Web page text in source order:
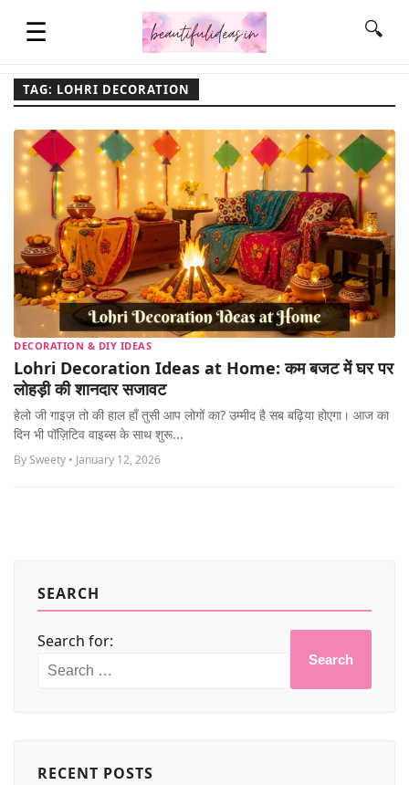
☰
QUOTES
LIFESTYLE
FASHION & STYLE
CONTACT NAME IDEAS
MORE
🔍
TAG: LOHRI DECORATION
DECORATION & DIY IDEAS
Lohri Decoration Ideas at Home: कम बजट में घर पर
लोहड़ी की शानदार सजावट
हेलो जी गाइज़ तो की हाल हाँ तुसी आप लोगों का? उम्मीद है सब बढ़िया होएगा। आज का
दिन भी पॉज़िटिव वाइब्स के साथ शुरू...
By Sweety • January 12, 2026
SEARCH
Search for:
Search
RECENT POSTS